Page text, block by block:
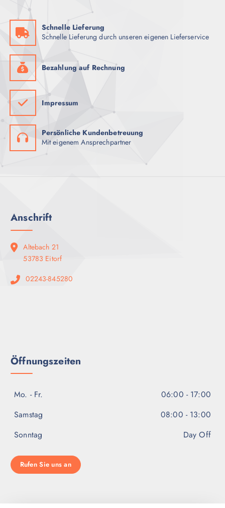
Schnelle Lieferung
Schnelle Lieferung durch unseren eigenen Lieferservice
Bezahlung auf Rechnung
Impressum
Persönliche Kundenbetreuung
Mit eigenem Ansprechpartner
Anschrift
Altebach 21
53783 Eitorf
02243-845280
Öffnungszeiten
Mo. - Fr.
06:00 - 17:00
Samstag
08:00 - 13:00
Sonntag
Day Off
Rufen Sie uns an